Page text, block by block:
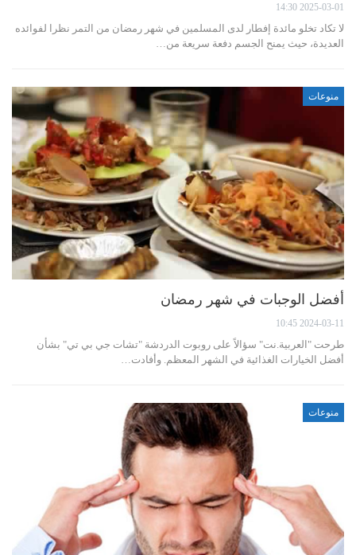
2025-03-01 14:30
لا تكاد تخلو مائدة إفطار لدى المسلمين في شهر رمضان من التمر نظرا لفوائده
العديدة، حيث يمنح الجسم دفعة سريعة من…
منوعات
أفضل الوجبات في شهر رمضان
2024-03-11 10:45
طرحت "العربية.نت" سؤالاً على روبوت الدردشة "تشات جي بي تي" بشأن
أفضل الخيارات الغذائية في الشهر المعظم. وأفادت…
منوعات